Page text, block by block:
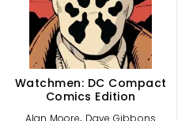
Watchmen: DC Compact
Comics Edition
Alan Moore, Dave Gibbons